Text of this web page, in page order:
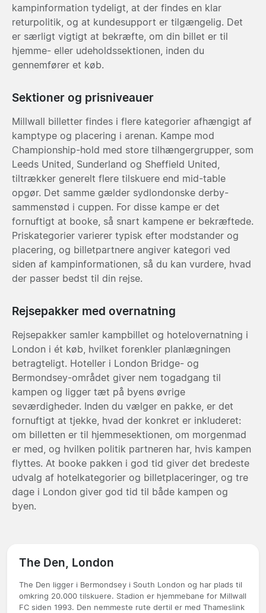
kampinformation tydeligt, at der findes en klar
returpolitik, og at kundesupport er tilgængelig. Det
er særligt vigtigt at bekræfte, om din billet er til
hjemme- eller udeholdssektionen, inden du
gennemfører et køb.
Sektioner og prisniveauer
Millwall billetter findes i flere kategorier afhængigt af
kamptype og placering i arenan. Kampe mod
Championship-hold med store tilhængergrupper, som
Leeds United, Sunderland og Sheffield United,
tiltrækker generelt flere tilskuere end mid-table
opgør. Det samme gælder sydlondonske derby-
sammenstød i cuppen. For disse kampe er det
fornuftigt at booke, så snart kampene er bekræftede.
Priskategorier varierer typisk efter modstander og
placering, og billetpartnere angiver kategori ved
siden af kampinformationen, så du kan vurdere, hvad
der passer bedst til din rejse.
Rejsepakker med overnatning
Rejsepakker samler kampbillet og hotelovernatning i
London i ét køb, hvilket forenkler planlægningen
betragteligt. Hoteller i London Bridge- og
Bermondsey-området giver nem togadgang til
kampen og ligger tæt på byens øvrige
seværdigheder. Inden du vælger en pakke, er det
fornuftigt at tjekke, hvad der konkret er inkluderet:
om billetten er til hjemmesektionen, om morgenmad
er med, og hvilken politik partneren har, hvis kampen
flyttes. At booke pakken i god tid giver det bredeste
udvalg af hotelkategorier og billetplaceringer, og tre
dage i London giver god tid til både kampen og
byen.
The Den, London
The Den ligger i Bermondsey i South London og har plads til
omkring 20.000 tilskuere. Stadion er hjemmebane for Millwall
FC siden 1993. Den nemmeste rute dertil er med Thameslink